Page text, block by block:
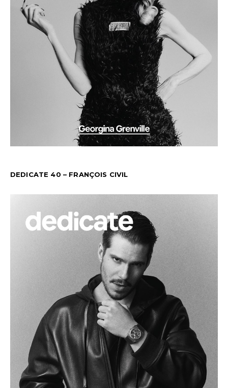
DEDICATE 40 – FRANÇOIS CIVIL